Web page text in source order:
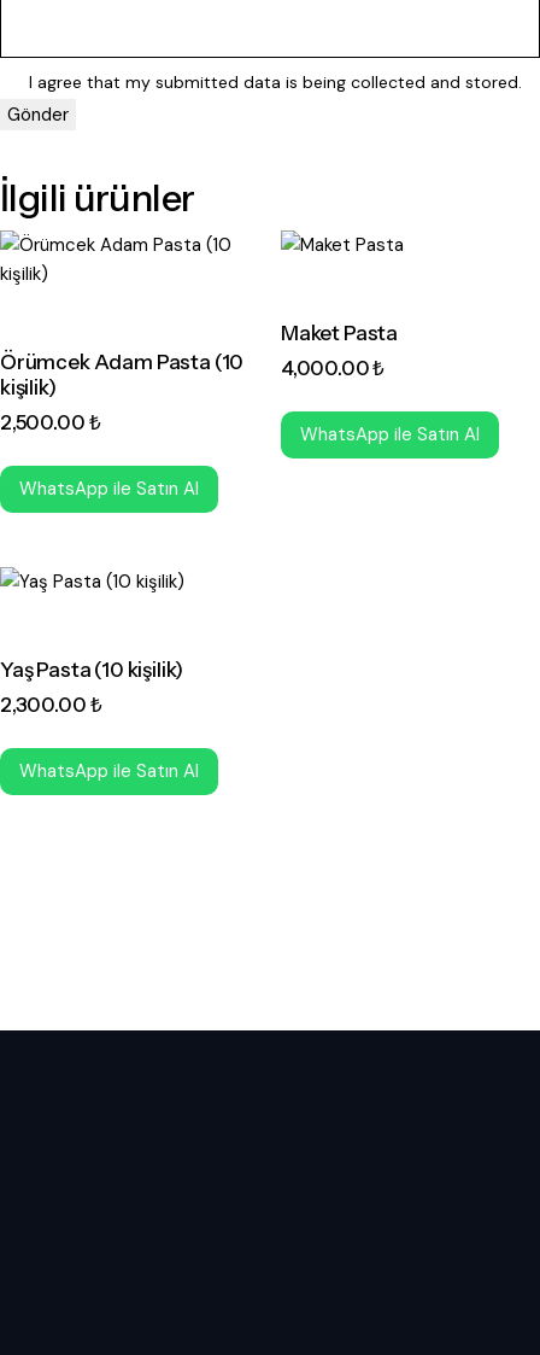
I agree that my submitted data is being collected and stored.
İlgili ürünler
Örümcek Adam Pasta (10
kişilik)
2,500.00 ₺
WhatsApp ile Satın Al
Maket Pasta
4,000.00₺
WhatsApp ile Satın Al
Yaş Pasta (10 kişilik)
2,300.00 ₺
WhatsApp ile Satın Al